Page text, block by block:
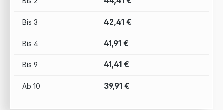
Bis 3 42,41 €
Bis 4 41,91 €
Bis 9 41,41 €
Ab 10 39,91 €